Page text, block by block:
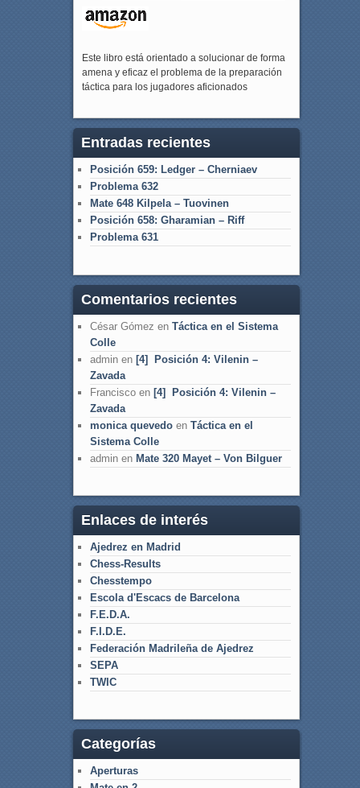
Este libro está orientado a solucionar de forma
amena y eficaz el problema de la preparación
táctica para los jugadores aficionados
Entradas recientes
Posición 659: Ledger – Cherniaev
Problema 632
Mate 648 Kilpela – Tuovinen
Posición 658: Gharamian – Riff
Problema 631
Comentarios recientes
César Gómez en Táctica en el Sistema
Colle
adminen [4] Posición 4: Vilenin –
Zavada
Franciscoen [4] Posición 4: Vilenin –
Zavada
monica quevedoen Táctica en el
Sistema Colle
adminen Mate 320 Mayet – Von Bilguer
Enlaces de interés
Ajedrez en Madrid
Chess-Results
Chesstempo
Escola d'Escacs de Barcelona
F.E.D.A.
F.I.D.E.
Federación Madrileña de Ajedrez
SEPA
TWIC
Categorías
Aperturas